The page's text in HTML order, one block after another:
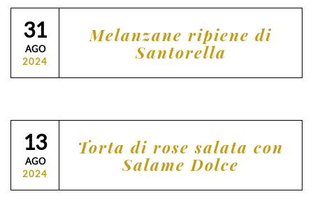
31
AGO
2024
Melanzane ripiene di
Santorella
13
AGO
2024
Torta di rose salata con
Salame Dolce